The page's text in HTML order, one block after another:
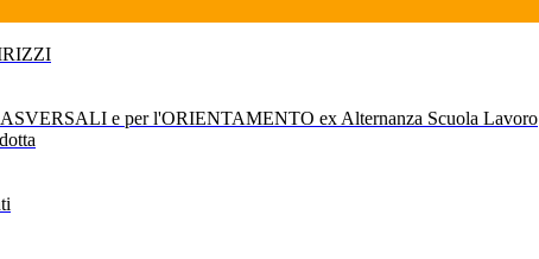
e per l'ORIENTAMENTO ex Alternanza Scuola Lavoro